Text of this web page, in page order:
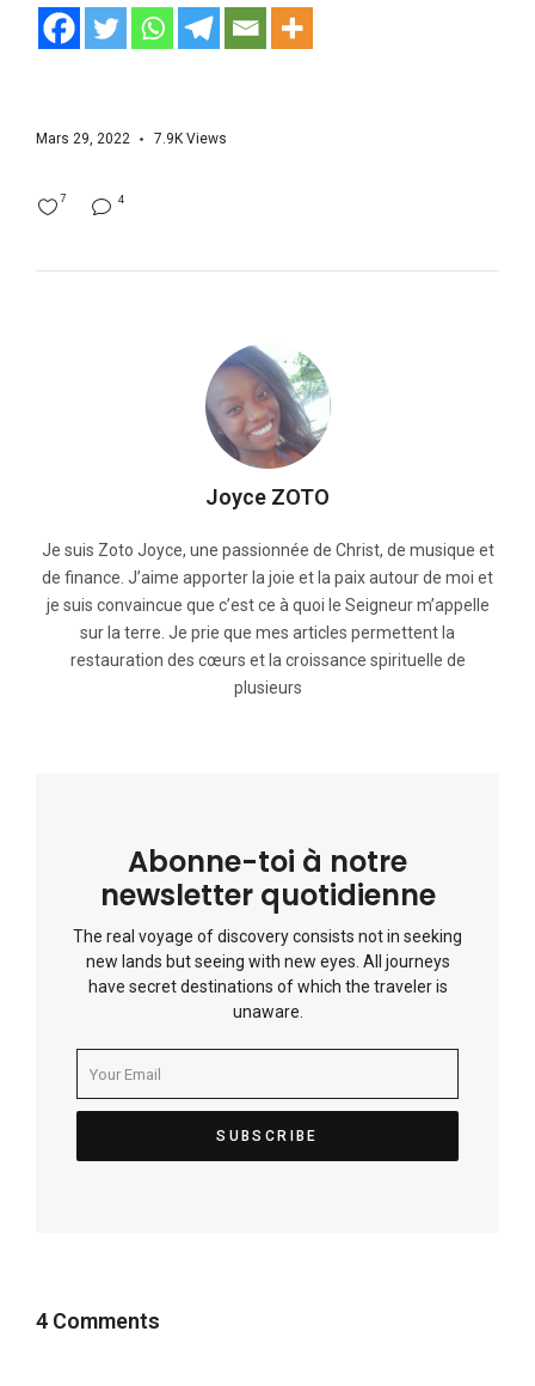
Mars 29, 2022 7.9K Views
4
7
Joyce ZOTO
Je suis Zoto Joyce, une passionnée de Christ, de musique et
de finance. J’aime apporter la joie et la paix autour de moi et
je suis convaincue que c’est ce à quoi le Seigneur m’appelle
sur la terre. Je prie que mes articles permettent la
restauration des cœurs et la croissance spirituelle de
plusieurs
Abonne-toi à notre
newsletter quotidienne
The real voyage of discovery consists not in seeking
new lands but seeing with new eyes. All journeys
have secret destinations of which the traveler is
unaware.
4 Comments